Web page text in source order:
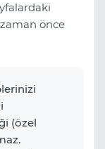
önce
(özel